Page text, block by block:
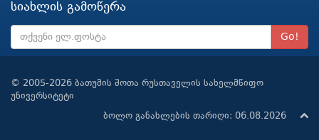
სიახლის გამოწერა
Go!
© 2005-2026 ბათუმის შოთა რუსთაველის სახელმწიფო
უნივერსიტეტი
ბოლო განახლების თარიღი: 06.08.2026